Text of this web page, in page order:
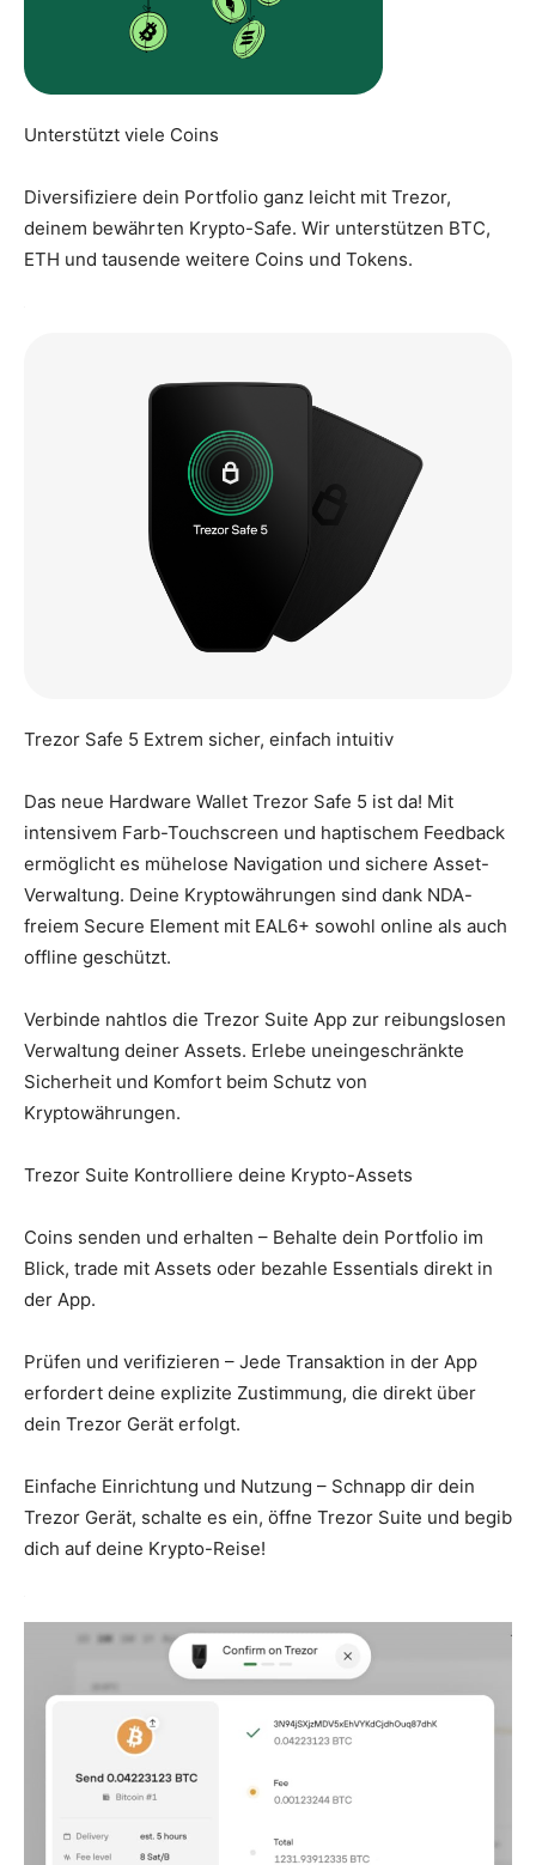
Unterstützt viele Coins
Diversifiziere dein Portfolio ganz leicht mit Trezor,
deinem bewährten Krypto-Safe. Wir unterstützen BTC,
ETH und tausende weitere Coins und Tokens.
Trezor Safe 5 Extrem sicher, einfach intuitiv
Das neue Hardware Wallet Trezor Safe 5 ist da! Mit
intensivem Farb-Touchscreen und haptischem Feedback
ermöglicht es mühelose Navigation und sichere Asset-
Verwaltung. Deine Kryptowährungen sind dank NDA-
freiem Secure Element mit EAL6+ sowohl online als auch
offline geschützt.
Verbinde nahtlos die Trezor Suite App zur reibungslosen
Verwaltung deiner Assets. Erlebe uneingeschränkte
Sicherheit und Komfort beim Schutz von
Kryptowährungen.
Trezor Suite Kontrolliere deine Krypto-Assets
Coins senden und erhalten – Behalte dein Portfolio im
Blick, trade mit Assets oder bezahle Essentials direkt in
der App.
Prüfen und verifizieren – Jede Transaktion in der App
erfordert deine explizite Zustimmung, die direkt über
dein Trezor Gerät erfolgt.
Einfache Einrichtung und Nutzung – Schnapp dir dein
Trezor Gerät, schalte es ein, öffne Trezor Suite und begib
dich auf deine Krypto-Reise!